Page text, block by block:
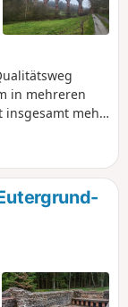
in mehreren
insgesamt mehr
(Hessen,
Aufteilung
Wir haben
zusätzliche
die
die